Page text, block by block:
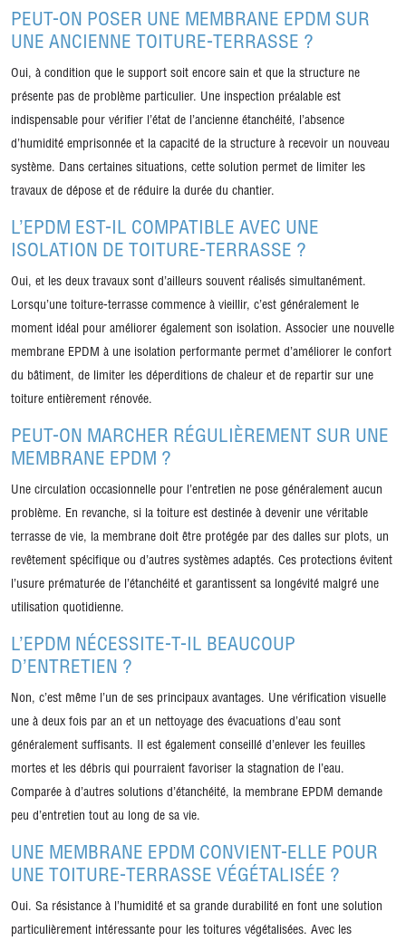
PEUT-ON POSER UNE MEMBRANE EPDM SUR
UNE ANCIENNE TOITURE-TERRASSE ?
Oui, à condition que le support soit encore sain et que la structure ne
présente pas de problème particulier. Une inspection préalable est
indispensable pour vérifier l’état de l’ancienne étanchéité, l’absence
d’humidité emprisonnée et la capacité de la structure à recevoir un nouveau
système. Dans certaines situations, cette solution permet de limiter les
travaux de dépose et de réduire la durée du chantier.
L’EPDM EST-IL COMPATIBLE AVEC UNE
ISOLATION DE TOITURE-TERRASSE ?
Oui, et les deux travaux sont d’ailleurs souvent réalisés simultanément.
Lorsqu’une toiture-terrasse commence à vieillir, c’est généralement le
moment idéal pour améliorer également son isolation. Associer une nouvelle
membrane EPDM à une isolation performante permet d’améliorer le confort
du bâtiment, de limiter les déperditions de chaleur et de repartir sur une
toiture entièrement rénovée.
PEUT-ON MARCHER RÉGULIÈREMENT SUR UNE
MEMBRANE EPDM ?
Une circulation occasionnelle pour l’entretien ne pose généralement aucun
problème. En revanche, si la toiture est destinée à devenir une véritable
terrasse de vie, la membrane doit être protégée par des dalles sur plots, un
revêtement spécifique ou d’autres systèmes adaptés. Ces protections évitent
l’usure prématurée de l’étanchéité et garantissent sa longévité malgré une
utilisation quotidienne.
L’EPDM NÉCESSITE-T-IL BEAUCOUP
D’ENTRETIEN ?
Non, c’est même l’un de ses principaux avantages. Une vérification visuelle
une à deux fois par an et un nettoyage des évacuations d’eau sont
généralement suffisants. Il est également conseillé d’enlever les feuilles
mortes et les débris qui pourraient favoriser la stagnation de l’eau.
Comparée à d’autres solutions d’étanchéité, la membrane EPDM demande
peu d’entretien tout au long de sa vie.
UNE MEMBRANE EPDM CONVIENT-ELLE POUR
UNE TOITURE-TERRASSE VÉGÉTALISÉE ?
Oui. Sa résistance à l’humidité et sa grande durabilité en font une solution
particulièrement intéressante pour les toitures végétalisées. Avec les